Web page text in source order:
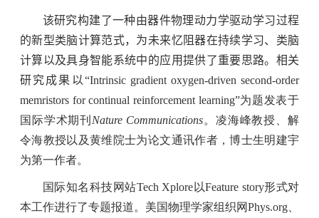
该研究构建了一种由器件物理动力学驱动学习过程
的新型类脑计算范式，为未来忆阻器在持续学习、类脑
计算以及具身智能系统中的应用提供了重要思路。相关
研究成果以 “Intrinsic gradient oxygen-driven second-order
memristors for continual reinforcement learning”为题发表于
国际学术期刊 Nature Communications。凌海峰教授、解
令海教授以及黄维院士为论文通讯作者，博士生明建宇
为第一作者。
国际知名科技网站Tech Xplore 以Feature story形式对
本工作进行了专题报道。美国物理学家组织网Phys.org